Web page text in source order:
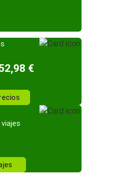
€
viajes